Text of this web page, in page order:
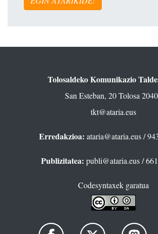
Tolosaldeko Komunikazio
San Esteban, 20 Tolosa
tkt@ataria.eus
Erredakzioa: ataria@ataria.eus/
Publizitatea: publi@ataria.eus/
Codesyntaxek garatua